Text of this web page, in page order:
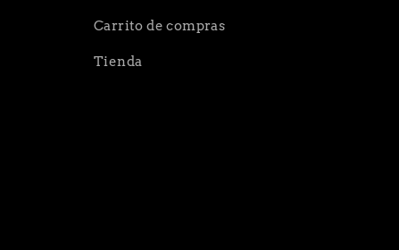
Carrito de compras
Tienda